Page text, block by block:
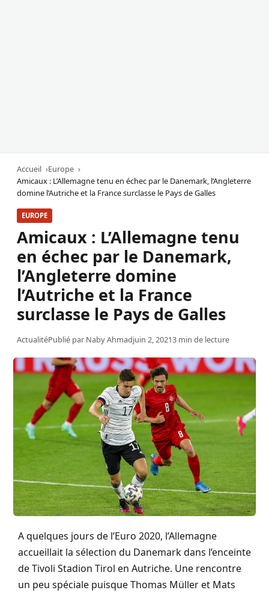
Accueil
Europe
Amicaux : L’Allemagne tenu en échec par le Danemark, l’Angleterre
domine l’Autriche et la France surclasse le Pays de Galles
EUROPE
Amicaux : L’Allemagne tenu
en échec par le Danemark,
l’Angleterre domine
l’Autriche et la France
surclasse le Pays de Galles
ActualitéPublié par Naby Ahmadjuin 2, 20213 min de lecture
A quelques jours de l’Euro 2020, l’Allemagne
accueillait la sélection du Danemark dans l’enceinte
de Tivoli Stadion Tirol en Autriche. Une rencontre
un peu spéciale puisque Thomas Müller et Mats